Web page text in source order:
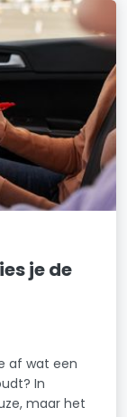
je de
af wat een
In
maar het